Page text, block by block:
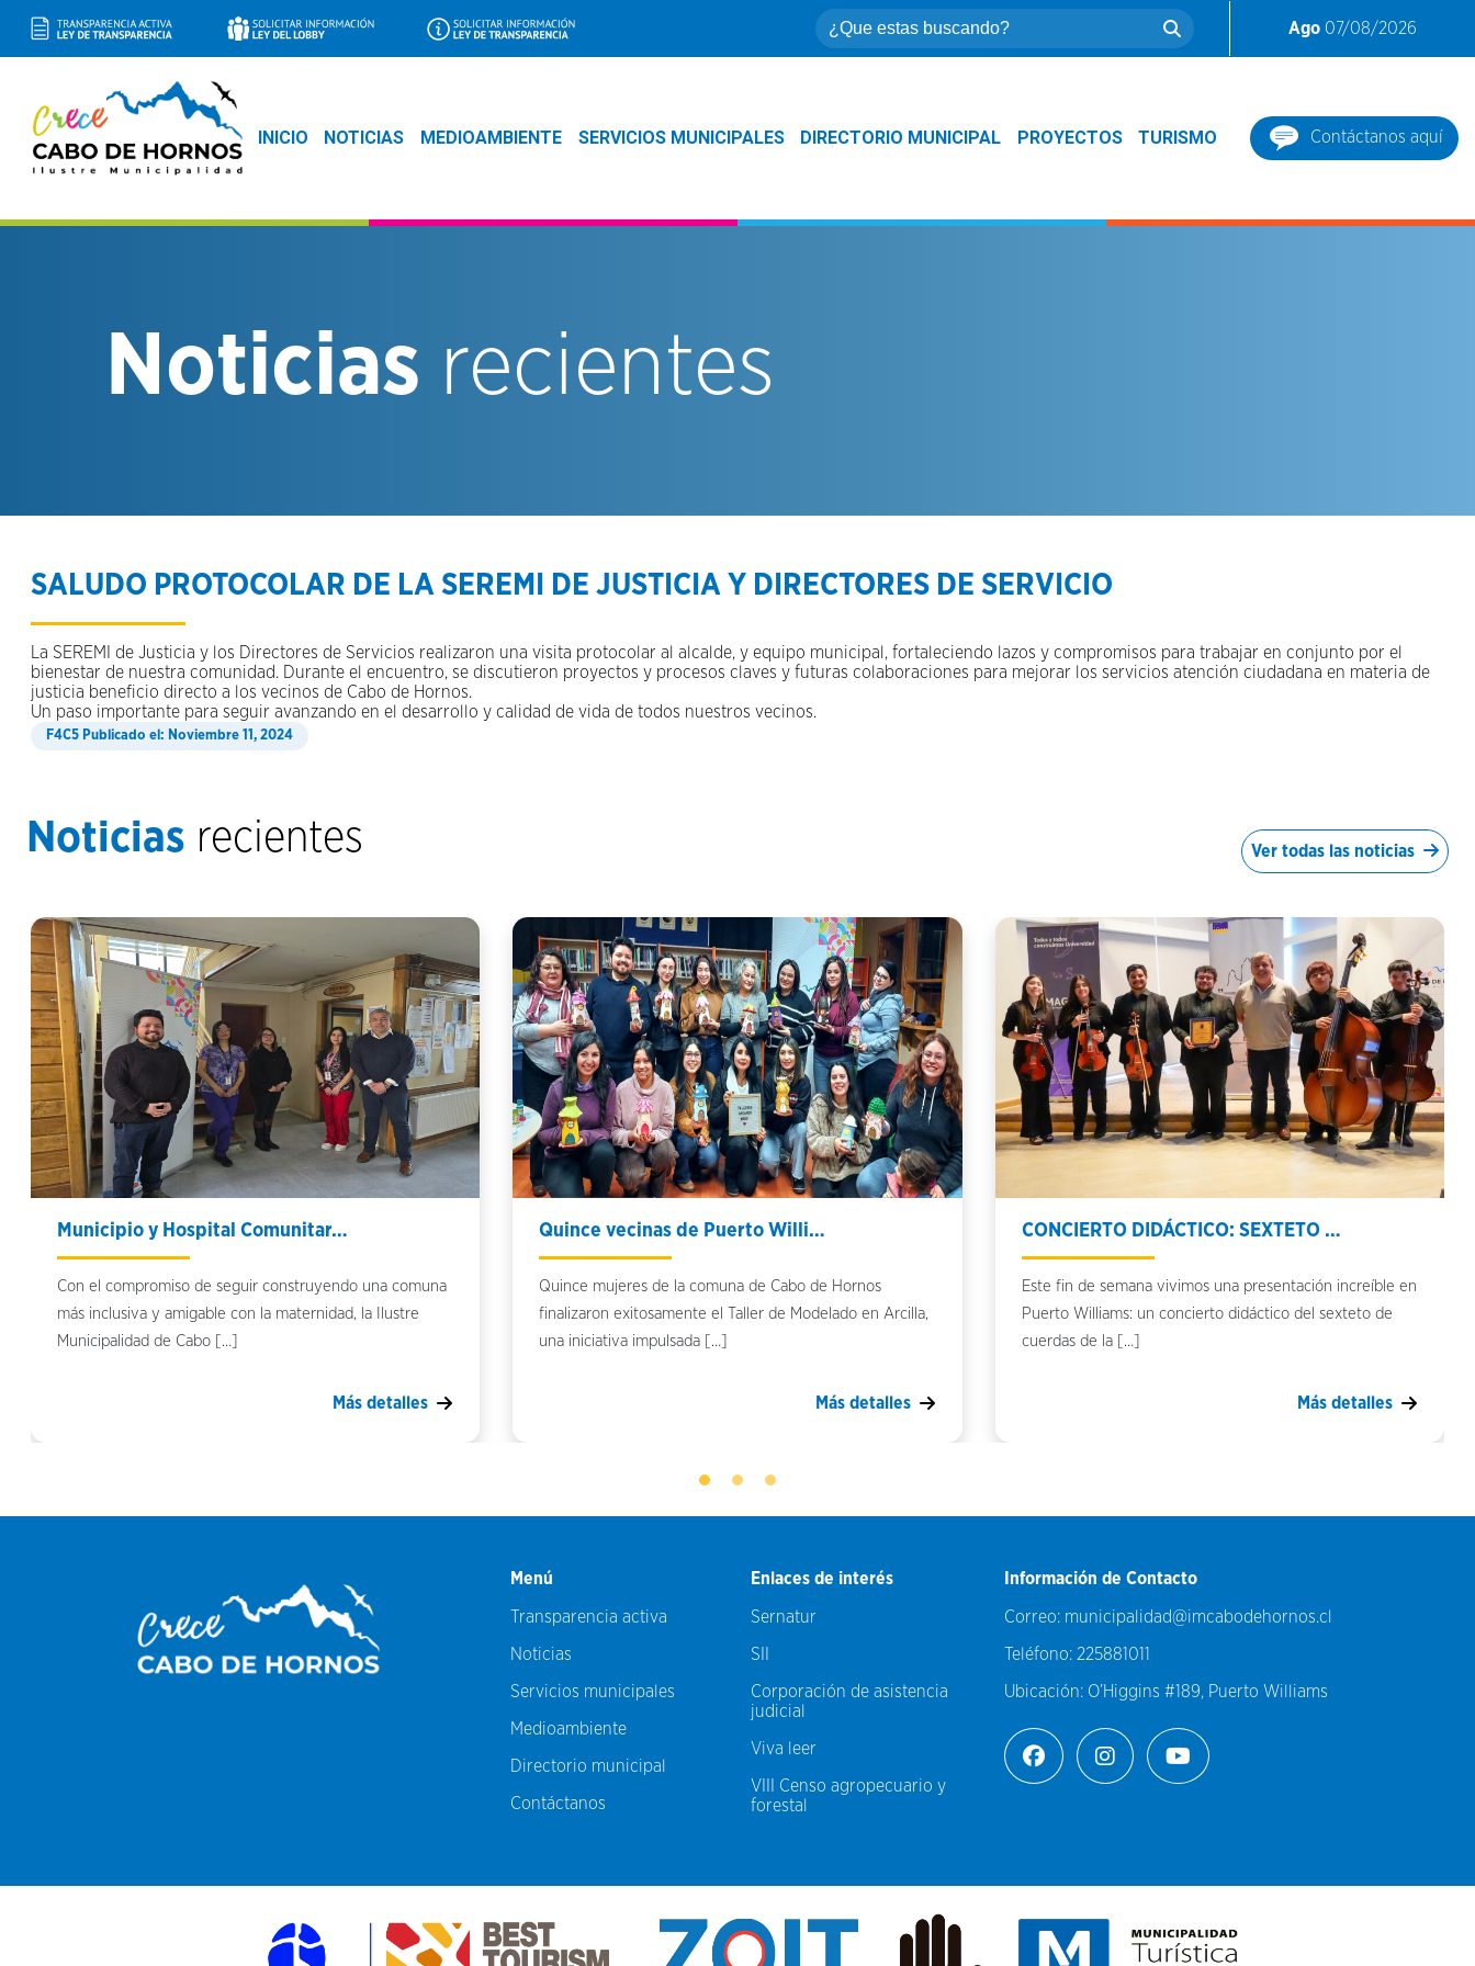
Ago 07/08/2026
INICIO NOTICIAS MEDIOAMBIENTE SERVICIOS MUNICIPALES DIRECTORIO MUNICIPAL PROYECTOS TURISMO Contáctanos aquí
Noticias recientes
SALUDO PROTOCOLAR DE LA SEREMI DE JUSTICIA Y DIRECTORES DE SERVICIO
La SEREMI de Justicia y los Directores de Servicios realizaron una visita protocolar al alcalde, y equipo municipal, fortaleciendo lazos y compromisos para trabajar en conjunto por el
bienestar de nuestra comunidad. Durante el encuentro, se discutieron proyectos y procesos claves y futuras colaboraciones para mejorar los servicios atención ciudadana en materia de
justicia beneficio directo a los vecinos de Cabo de Hornos.
Un paso importante para seguir avanzando en el desarrollo y calidad de vida de todos nuestros vecinos.
Publicado el: Noviembre 11, 2024
Noticias recientes Ver todas las noticias
Municipio y Hospital Comunitar…
Con el compromiso de seguir construyendo una comuna
más inclusiva y amigable con la maternidad, la Ilustre
Municipalidad de Cabo […]
Más detalles
Quince vecinas de Puerto Willi…
Quince mujeres de la comuna de Cabo de Hornos
finalizaron exitosamente el Taller de Modelado en Arcilla,
una iniciativa impulsada […]
Más detalles
CONCIERTO DIDÁCTICO: SEXTETO …
Este fin de semana vivimos una presentación increíble en
Puerto Williams: un concierto didáctico del sexteto de
cuerdas de la […]
Más detalles
Menú
Transparencia activa
Noticias
Servicios municipales
Medioambiente
Directorio municipal
Contáctanos
Enlaces de interés
Sernatur
SII
Corporación de asistencia
judicial
Viva leer
VIII Censo agropecuario y
forestal
Información de Contacto
Correo: municipalidad@imcabodehornos.cl
Teléfono: 225881011
Ubicación: O’Higgins #189, Puerto Williams